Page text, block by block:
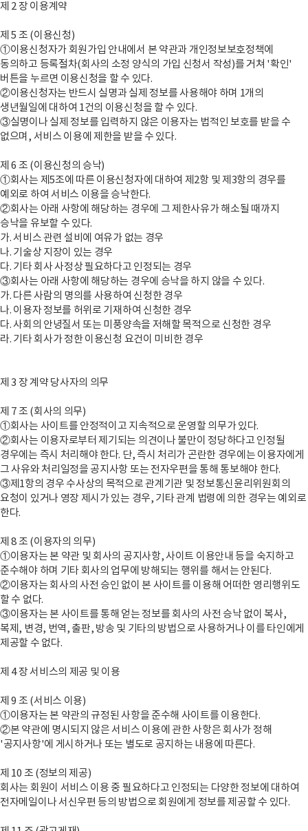
제 2 장 이용계약
제 5 조 (이용신청)
①이용신청자가 회원가입 안내에서 본 약관과 개인정보보호정책에
동의하고 등록절차(회사의 소정 양식의 가입 신청서 작성)를 거쳐 '확인'
버튼을 누르면 이용신청을 할 수 있다.
②이용신청자는 반드시 실명과 실제 정보를 사용해야 하며 1개의
생년월일에 대하여 1건의 이용신청을 할 수 있다.
③실명이나 실제 정보를 입력하지 않은 이용자는 법적인 보호를 받을 수
없으며, 서비스 이용에 제한을 받을 수 있다.
제 6 조 (이용신청의 승낙)
①회사는 제5조에 따른 이용신청자에 대하여 제2항 및 제3항의 경우를
예외로 하여 서비스 이용을 승낙한다.
②회사는 아래 사항에 해당하는 경우에 그 제한사유가 해소될 때까지
승낙을 유보할 수 있다.
가. 서비스 관련 설비에 여유가 없는 경우
나. 기술상 지장이 있는 경우
다. 기타 회사 사정상 필요하다고 인정되는 경우
③회사는 아래 사항에 해당하는 경우에 승낙을 하지 않을 수 있다.
가. 다른 사람의 명의를 사용하여 신청한 경우
나. 이용자 정보를 허위로 기재하여 신청한 경우
다. 사회의 안녕질서 또는 미풍양속을 저해할 목적으로 신청한 경우
라. 기타 회사가 정한 이용신청 요건이 미비한 경우
제 3 장 계약 당사자의 의무
제 7 조 (회사의 의무)
①회사는 사이트를 안정적이고 지속적으로 운영할 의무가 있다.
②회사는 이용자로부터 제기되는 의견이나 불만이 정당하다고 인정될
경우에는 즉시 처리해야 한다. 단, 즉시 처리가 곤란한 경우에는 이용자에게
그 사유와 처리일정을 공지사항 또는 전자우편을 통해 통보해야 한다.
③제1항의 경우 수사상의 목적으로 관계기관 및 정보통신윤리위원회의
요청이 있거나 영장 제시가 있는 경우, 기타 관계 법령에 의한 경우는 예외로
한다.
제 8 조 (이용자의 의무)
①이용자는 본 약관 및 회사의 공지사항, 사이트 이용안내 등을 숙지하고
준수해야 하며 기타 회사의 업무에 방해되는 행위를 해서는 안된다.
②이용자는 회사의 사전 승인 없이 본 사이트를 이용해 어떠한 영리행위도
할 수 없다.
③이용자는 본 사이트를 통해 얻는 정보를 회사의 사전 승낙 없이 복사,
복제, 변경, 번역, 출판, 방송 및 기타의 방법으로 사용하거나 이를 타인에게
제공할 수 없다.
제 4 장 서비스의 제공 및 이용
제 9 조 (서비스 이용)
①이용자는 본 약관의 규정된 사항을 준수해 사이트를 이용한다.
②본 약관에 명시되지 않은 서비스 이용에 관한 사항은 회사가 정해
'공지사항'에 게시하거나 또는 별도로 공지하는 내용에 따른다.
제 10 조 (정보의 제공)
회사는 회원이 서비스 이용 중 필요하다고 인정되는 다양한 정보에 대하여
전자메일이나 서신우편 등의 방법으로 회원에게 정보를 제공할 수 있다.